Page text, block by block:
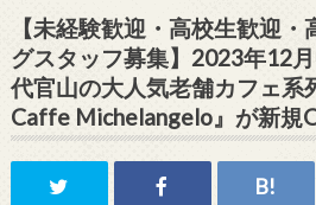
【未経験歓迎・高校生歓迎
グスタッフ募集】2023年12
代官山の大人気老舗カフェ系
Caffe Michelangelo』が新規